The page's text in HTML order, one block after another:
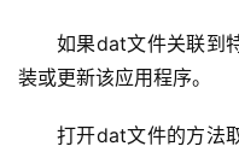
l
如果dat文件关联到
装或更新该应用程序。
打开dat文件的方法